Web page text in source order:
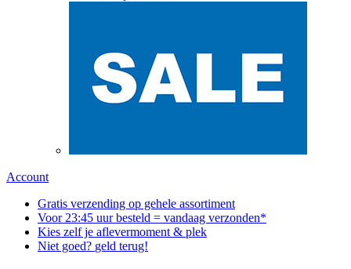
Account
Gratis verzending op gehele assortiment
Voor 23:45 uur besteld = vandaag verzonden*
Kies zelfje aflevermoment & plek
Niet goed? geld terug!